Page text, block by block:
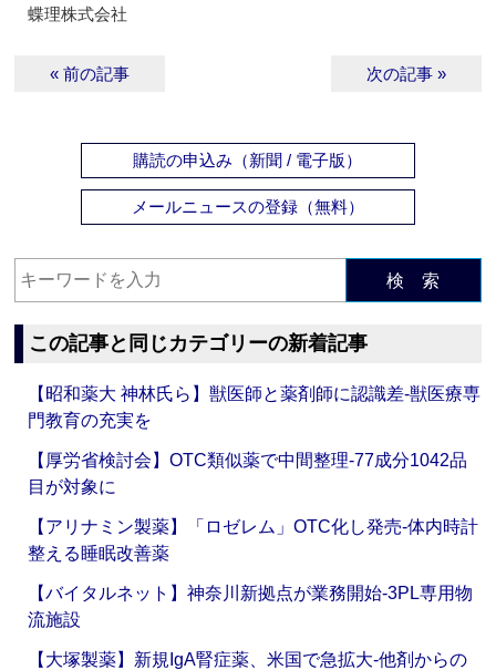
蝶理株式会社
« 前の記事 次の記事 »
購読の申込み（新聞 / 電子版）
メールニュースの登録（無料）
検 索
この記事と同じカテゴリーの新着記事
【昭和薬大 神林氏ら】獣医師と薬剤師に認識差‐獣医療専
門教育の充実を
【厚労省検討会】OTC類似薬で中間整理‐77成分1042品
目が対象に
【アリナミン製薬】「ロゼレム」OTC化し発売‐体内時計
整える睡眠改善薬
【バイタルネット】神奈川新拠点が業務開始‐3PL専用物
流施設
【大塚製薬】新規IgA腎症薬、米国で急拡大‐他剤からの